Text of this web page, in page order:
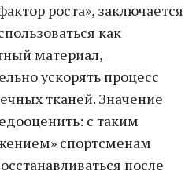
роста», заключается
как
материал,
ускорять процесс
тканей. Значение
с таким
спортсменам
после